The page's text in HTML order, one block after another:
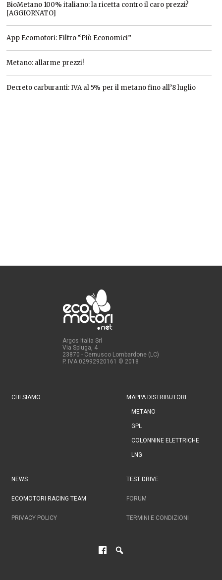
BioMetano 100% italiano: la ricetta contro il caro prezzi?
[AGGIORNATO]
App Ecomotori: Filtro “Più Economici”
Metano: allarme prezzi!
Decreto carburanti: IVA al 5% per il metano fino all’8 luglio
Argos Italia Srl
Via Spluga, 4
23870 - Cernusco Lombardone (LC)
P. IVA 02992920161 © 2018
CHI SIAMO MAPPA DISTRIBUTORI
METANO
GPL
COLONNINE ELETTRICHE
LNG
NEWS TEST DRIVE
ECOMOTORI RACING TEAM FORUM
PRIVACY POLICY TERMINI E CONDIZIONI